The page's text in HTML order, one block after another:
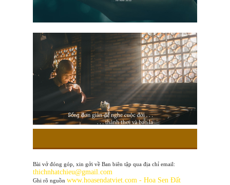
Bài vở đóng góp, xin gởi về Ban biên tập qua địa chỉ email:
thichnhatchieu@gmail.com
Ghi rõ nguồn www.hoasendatviet.com - Hoa Sen Đất